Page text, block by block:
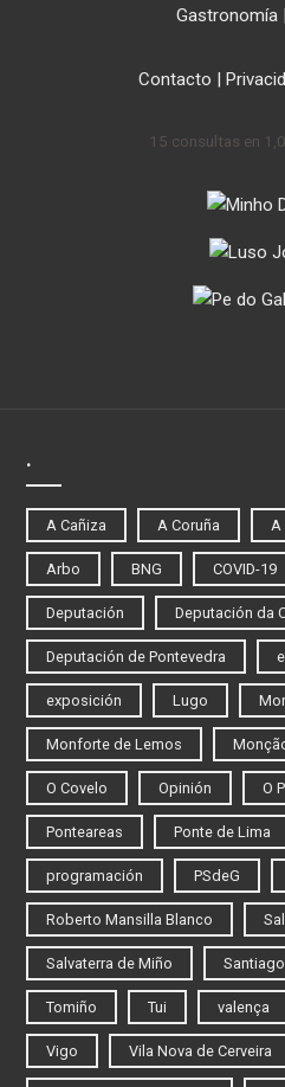
Gastronomía |
Contacto |
15 consultas en
.
A Cañiza A Coruña A
Arbo BNG COVID-19
Deputación Deputación da
Deputación de Pontevedra
exposición Lugo
Monforte de Lemos
O Covelo Opinión O
Ponteareas Ponte de Lima
programación PSdeG
Roberto Mansilla Blanco
Salvaterra de Miño
Tomiño Tui valença
Vigo Vila Nova de Cerveira